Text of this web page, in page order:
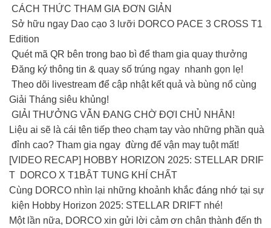
CÁCH THỨC THAM GIA ĐƠN GIẢN
Sở hữu ngay Dao cạo 3 lưỡi DORCO PACE 3 CROSS T1
Edition
Quét mã QR bên trong bao bì để tham gia quay thưởng
Đăng ký thông tin & quay số trúng ngay nhanh gọn lẹ!
Theo dõi livestream để cập nhật kết quả và bùng nổ cùng
Giải Tháng siêu khủng!
GIẢI THƯỞNG VẪN ĐANG CHỜ ĐỢI CHỦ NHÂN!
Liệu ai sẽ là cái tên tiếp theo chạm tay vào những phần quà
đỉnh cao? Tham gia ngay đừng để vận may tuột mất!
[VIDEO RECAP] HOBBY HORIZON 2025: STELLAR DRIF
T DORCO X T1BẬT TUNG KHÍ CHẤT
Cùng DORCO nhìn lại những khoảnh khắc đáng nhớ tại sự
kiện Hobby Horizon 2025: STELLAR DRIFT nhé!
Một lần nữa, DORCO xin gửi lời cảm ơn chân thành đến th